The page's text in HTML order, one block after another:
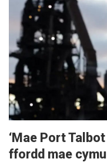
‘Mae Port
ffordd mae